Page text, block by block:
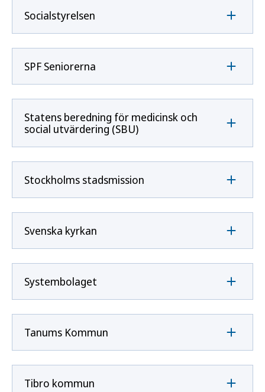
Socialstyrelsen
SPF Seniorerna
Statens beredning för medicinsk och
social utvärdering (SBU)
Stockholms stadsmission
Svenska kyrkan
Systembolaget
Tanums Kommun
Tibro kommun